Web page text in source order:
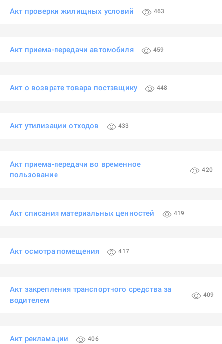
Акт проверки жилищных условий 463
Акт приема-передачи автомобиля 459
Акт о возврате товара поставщику 448
Акт утилизации отходов 433
Акт приема-передачи во временное
пользование
420
Акт списания материальных ценностей 419
Акт осмотра помещения 417
Акт закрепления транспортного средства за
водителем
409
Акт рекламации 406